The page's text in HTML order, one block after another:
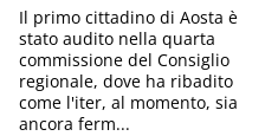
Il primo cittadino di Aosta è
stato audito nella quarta
commissione del Consiglio
regionale, dove ha ribadito
come l'iter, al momento, sia
ancora ferm...